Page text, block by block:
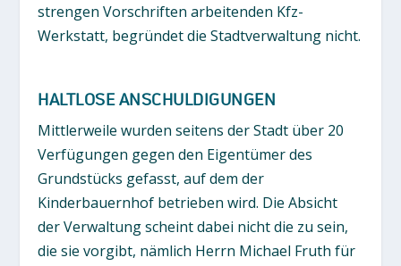
strengen Vorschriften arbeitenden Kfz-
Werkstatt, begründet die Stadtverwaltung nicht.
HALTLOSE ANSCHULDIGUNGEN
Mittlerweile wurden seitens der Stadt über 20
Verfügungen gegen den Eigentümer des
Grundstücks gefasst, auf dem der
Kinderbauernhof betrieben wird. Die Absicht
der Verwaltung scheint dabei nicht die zu sein,
die sie vorgibt, nämlich Herrn Michael Fruth für